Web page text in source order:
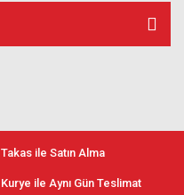
Takas ile Satın Alma
Kurye ile Aynı Gün Teslimat